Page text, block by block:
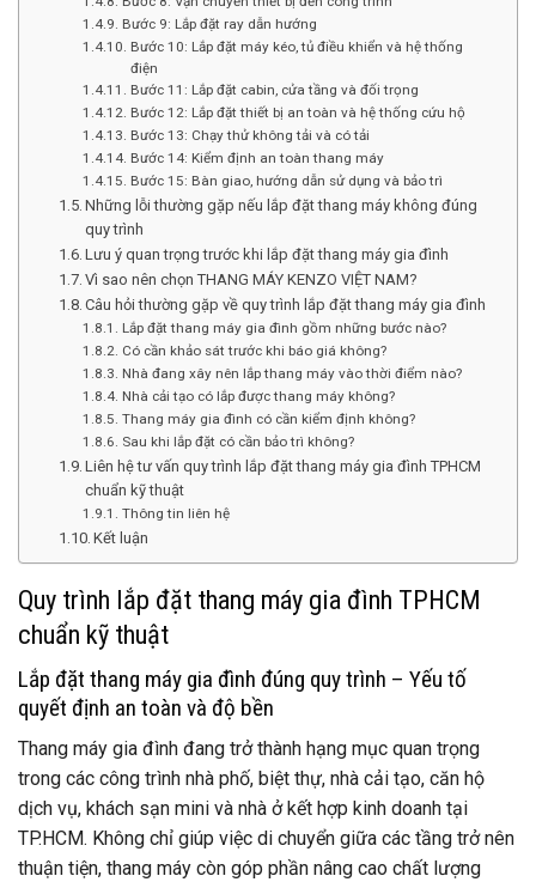
Bước 9: Lắp đặt ray dẫn hướng
Bước 10: Lắp đặt máy kéo, tủ điều khiển và hệ thống
điện
Bước 11: Lắp đặt cabin, cửa tầng và đối trọng
Bước 12: Lắp đặt thiết bị an toàn và hệ thống cứu hộ
Bước 13: Chạy thử không tải và có tải
Bước 14: Kiểm định an toàn thang máy
Bước 15: Bàn giao, hướng dẫn sử dụng và bảo trì
Những lỗi thường gặp nếu lắp đặt thang máy không đúng
quy trình
Lưu ý quan trọng trước khi lắp đặt thang máy gia đình
Vì sao nên chọn THANG MÁY KENZO VIỆT NAM?
Câu hỏi thường gặp về quy trình lắp đặt thang máy gia đình
Lắp đặt thang máy gia đình gồm những bước nào?
Có cần khảo sát trước khi báo giá không?
Nhà đang xây nên lắp thang máy vào thời điểm nào?
Nhà cải tạo có lắp được thang máy không?
Thang máy gia đình có cần kiểm định không?
Sau khi lắp đặt có cần bảo trì không?
Liên hệ tư vấn quy trình lắp đặt thang máy gia đình TPHCM
chuẩn kỹ thuật
Thông tin liên hệ
Kết luận
Quy trình lắp đặt thang máy gia đình TPHCM
chuẩn kỹ thuật
Lắp đặt thang máy gia đình đúng quy trình – Yếu tố
quyết định an toàn và độ bền
Thang máy gia đình đang trở thành hạng mục quan trọng
trong các công trình nhà phố, biệt thự, nhà cải tạo, căn hộ
dịch vụ, khách sạn mini và nhà ở kết hợp kinh doanh tại
TP.HCM. Không chỉ giúp việc di chuyển giữa các tầng trở nên
thuận tiện, thang máy còn góp phần nâng cao chất lượng